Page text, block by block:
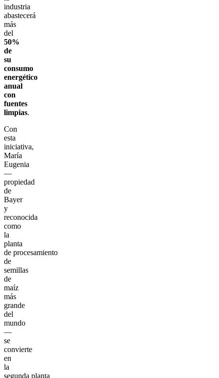
industria
abastecerá
más
del
50%
de
su
consumo
energético
anual
con
fuentes
limpias.
Con
esta
iniciativa,
María
Eugenia
—
propiedad
de
Bayer
y
reconocida
como
la
planta
de procesamiento
de
semillas
de
maíz
más
grande
del
mundo
—
se
convierte
en
la
segunda planta